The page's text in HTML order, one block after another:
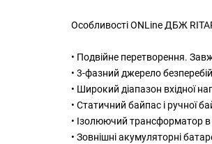
Особливості ONLine ДБЖ
• Подвійне перетворення.
• 3-фазний джерело
• Широкий діапазон вхідної
• Статичний байпас і ручної
• Ізолюючий трансформатор в
• Зовнішні акумуляторні